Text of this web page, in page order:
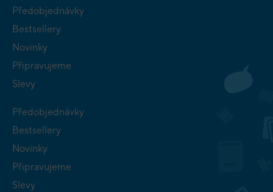
Předobjednávky
Bestsellery
Novinky
Připravujeme
Slevy
Předobjednávky
Bestsellery
Novinky
Připravujeme
Slevy